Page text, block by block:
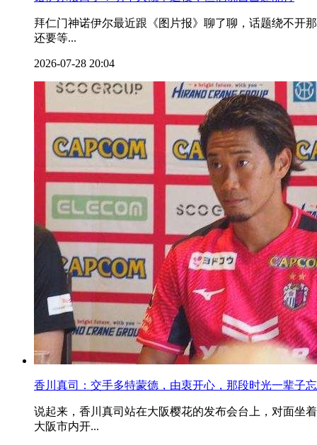
拜仁门神诺伊尔最近跟《图片报》聊了聊，话题绕
还要等...
2026-07-28 20:04
香川真司：交手多特蒙德，由衷开心，那段时光一辈子
说起来，香川真司站在大阪樱花的发布会台上，对面坐
大阪市内开...